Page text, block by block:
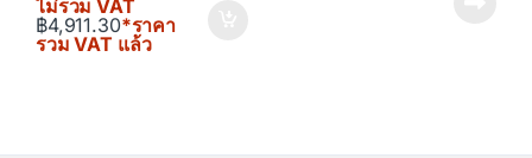
ไม่รวม VAT
฿4,911.30*ราคา
รวม VAT แล้ว